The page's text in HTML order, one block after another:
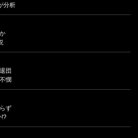
分析
団
憫
ず
!?